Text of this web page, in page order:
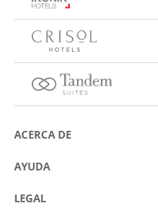
ACERCA DE
Sobre Eurostars Hotel
Concursos
AYUDA
Contactar
LEGAL